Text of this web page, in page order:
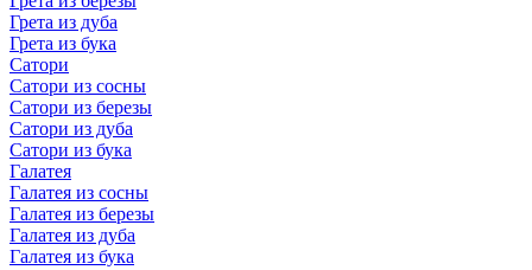
Грета из дуба
Грета из бука
Сатори
Сатори из сосны
Сатори из березы
Сатори из дуба
Сатори из бука
Галатея
Галатея из сосны
Галатея из березы
Галатея из дуба
Галатея из бука